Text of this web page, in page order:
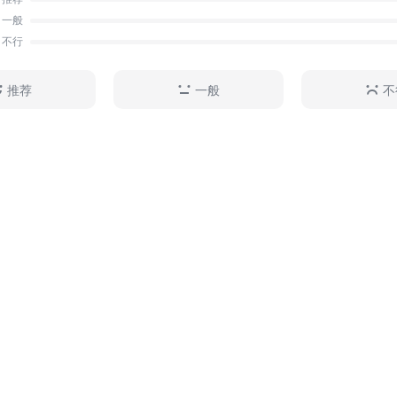
一般
不行
推荐 一般